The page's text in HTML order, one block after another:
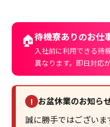
🏠待機寮ありのお仕
入社前に利用できる待
異なります。即日対応
! お盆休業のお知ら
誠に勝手ではござい